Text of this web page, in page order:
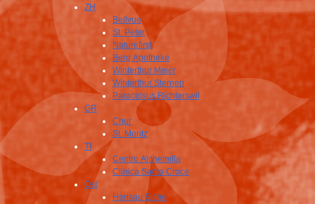
ZH
Bellvue
St. Peter
Naturefirst
Berg Apotheke
Winterthur Meier
Winterthur Sternen
Paracelsus Richterswil
GR
Chur
St. Moritz
TI
Centro Alchemilla
Clinica Santa Croce
Ost
Herisau Eiche